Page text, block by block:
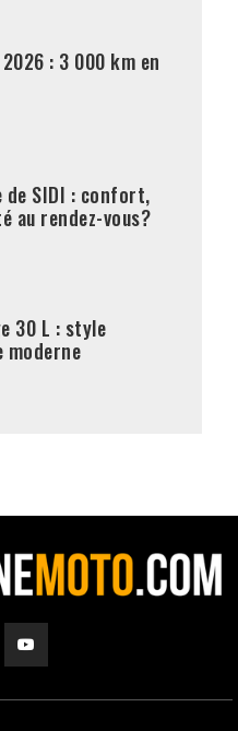
2026 : 3 000 km en
de SIDI : confort,
au rendez-vous?
30 L : style